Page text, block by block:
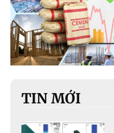
TIN MỚI